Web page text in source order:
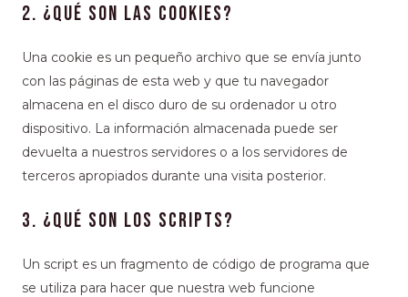
2. ¿Qué son las cookies?
Una cookie es un pequeño archivo que se envía junto
con las páginas de esta web y que tu navegador
almacena en el disco duro de su ordenador u otro
dispositivo. La información almacenada puede ser
devuelta a nuestros servidores o a los servidores de
terceros apropiados durante una visita posterior.
3. ¿Qué son los scripts?
Un script es un fragmento de código de programa que
se utiliza para hacer que nuestra web funcione